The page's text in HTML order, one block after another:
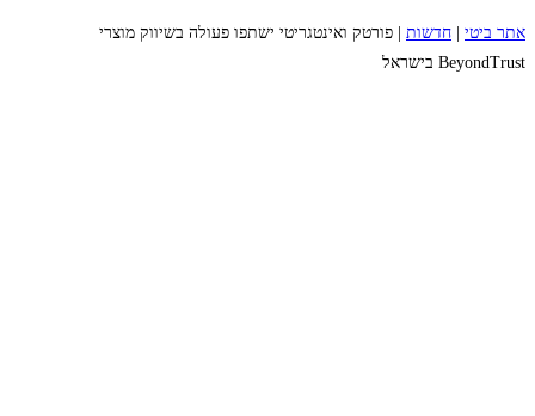
אתר ביטי חדשות
פורטק ואינטגריטי ישתפו פעולה בשיווק מוצרי
BeyondTrust בישראל